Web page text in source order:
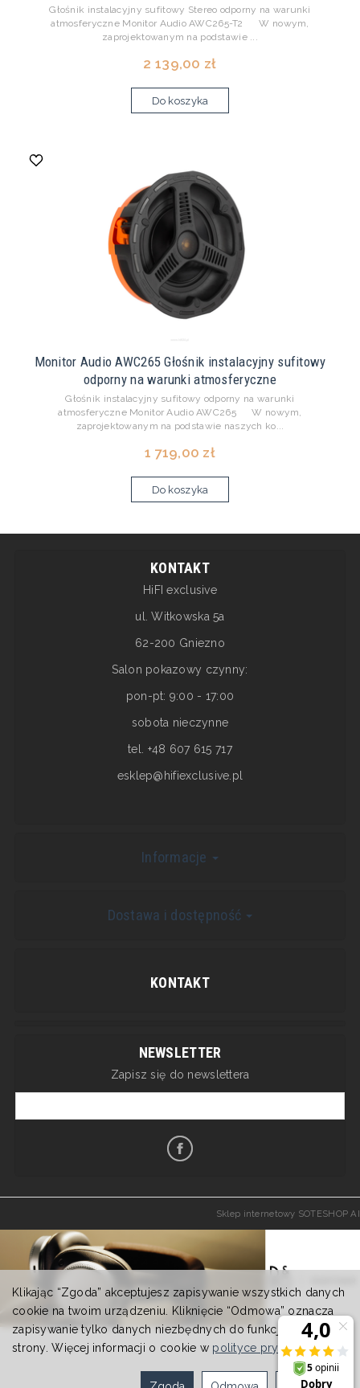
Głośnik instalacyjny sufitowy Stereo odporny na warunki
atmosferyczne Monitor Audio AWC265-T2 W nowym,
zaprojektowanym na podstawie ...
2 139,00 zł
Do koszyka
Monitor Audio AWC265 Głośnik instalacyjny sufitowy
odporny na warunki atmosferyczne
Głośnik instalacyjny sufitowy odporny na warunki
atmosferyczne Monitor Audio AWC265 W nowym,
zaprojektowanym na podstawie naszych ko...
1 719,00 zł
Do koszyka
KONTAKT
HiFI exclusive
ul. Witkowska 5a
62-200 Gniezno
Salon pokazowy czynny:
pon-pt: 9:00 - 17:00
sobota nieczynne
tel. +48 607 615 717
esklep@hifiexclusive.pl
Informacje
Dostawa i dostępność
KONTAKT
NEWSLETTER
Zapisz się do newslettera
Sklep internetowy SOTESHOP AI
Klikając “Zgoda” akceptujesz zapisywanie wszystkich danych
cookie na twoim urządzeniu. Kliknięcie “Odmowa” oznacza
zapisywanie tylko danych niezbędnych do funkcjonowania
strony. Więcej informacji o cookie w polityce prywatności.